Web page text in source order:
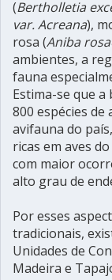
(Bertholletia
var. Acreana),
rosa (Aniba
ambientes, a
fauna
Estima-se que
800 espécies
avifauna do
ricas em aves
com maior
alto grau de
Por esses
tradicionais,
Unidades de
Madeira e